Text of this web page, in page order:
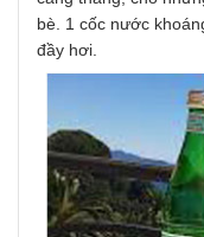
bè. 1 cốc nước
đầy hơi.